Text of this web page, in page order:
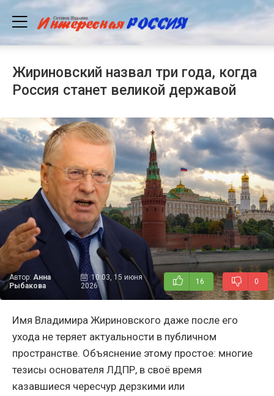
Жириновский назвал три года, когда
Россия станет великой державой
Автор: Анна
Рыбакова
10:03, 15 июня
2026
16 0
Имя Владимира Жириновского даже после его
ухода не теряет актуальности в публичном
пространстве. Объяснение этому простое: многие
тезисы основателя ЛДПР, в своё время
казавшиеся чересчур дерзкими или